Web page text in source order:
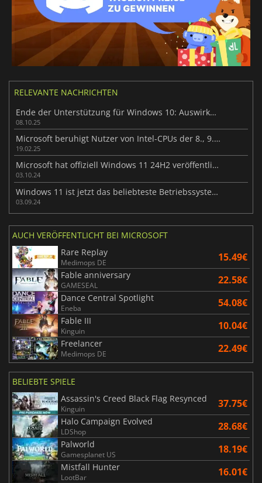
RELEVANTE NACHRICHTEN
Ende der Unterstützung für Windows 10: Auswirkungen auf PC-Spiele erklärt
08.10.25
Microsoft beruhigt Nutzer von Intel-CPUs der 8., 9. und 10. Generation
19.02.25
Microsoft hat offiziell Windows 11 24H2 veröffentlicht
03.10.24
Windows 11 ist jetzt das beliebteste Betriebssystem für Gamer auf Steam und hat Windows 10 überholt
03.09.24
AUCH VERÖFFENTLICHT BEI MICROSOFT
Rare Replay
Medimops DE 15.49€
Fable anniversary
GAMESEAL 22.58€
Dance Central Spotlight
Eneba 54.08€
Fable III
Kinguin 10.04€
Freelancer
Medimops DE 22.49€
BELIEBTE SPIELE
Assassin's Creed Black Flag Resynced
Kinguin 37.75€
Halo Campaign Evolved
LDShop 28.68€
Palworld
Gamesplanet US 18.19€
Mistfall Hunter
LootBar 16.01€